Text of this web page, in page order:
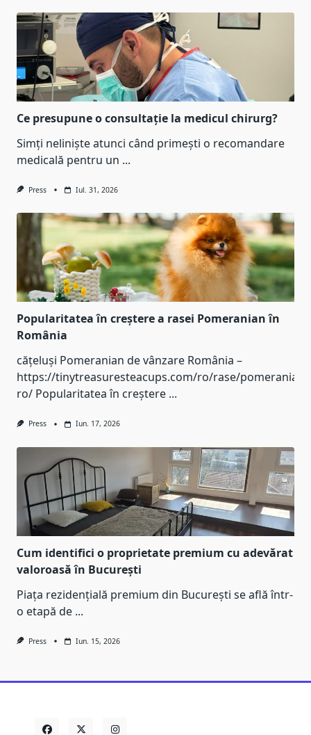
Ce presupune o consultație la medicul chirurg?
Simți neliniște atunci când primești o recomandare
medicală pentru un ...
Press Iul. 31, 2026
Popularitatea în creștere a rasei Pomeranian în
România
cățeluși Pomeranian de vânzare România –
https://tinytreasuresteacups.com/ro/rase/pomeranian-
ro/ Popularitatea în creștere ...
Press Iun. 17, 2026
Cum identifici o proprietate premium cu adevărat
valoroasă în București
Piața rezidențială premium din București se află într-
o etapă de ...
Press Iun. 15, 2026